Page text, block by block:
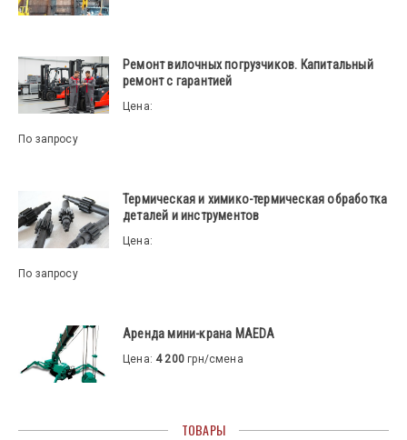
Ремонт вилочных погрузчиков. Капитальный
ремонт с гарантией
Цена:
По запросу
Термическая и химико-термическая обработка
деталей и инструментов
Цена:
По запросу
Аренда мини-крана MAEDA
Цена: 4 200 грн/смена
ТОВАРЫ